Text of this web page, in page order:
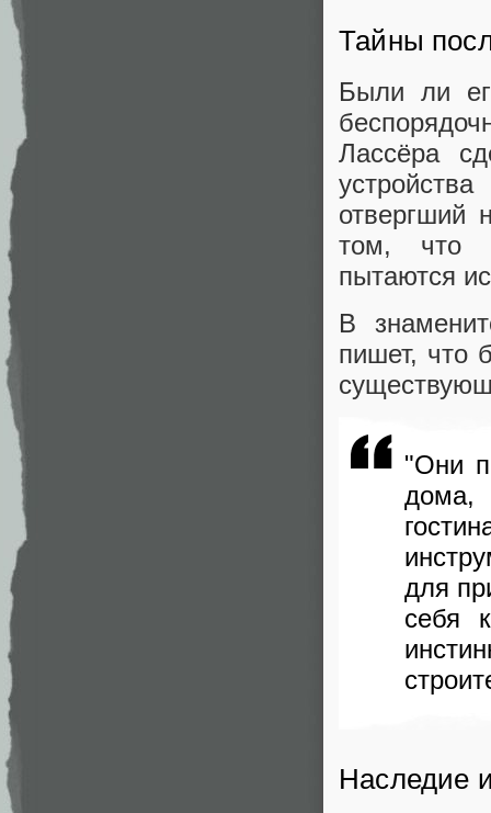
Тайны
Были ли
Лассёра
отвергший
том, что
пытаются
В
пишет, что
"Они
дома,
для
себя
Наследие